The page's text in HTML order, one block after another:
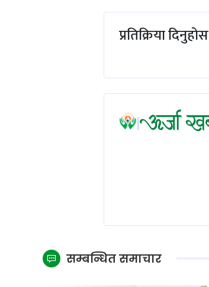
प्रतिक्रिया दिनुहोस
सम्बन्धित समाचार